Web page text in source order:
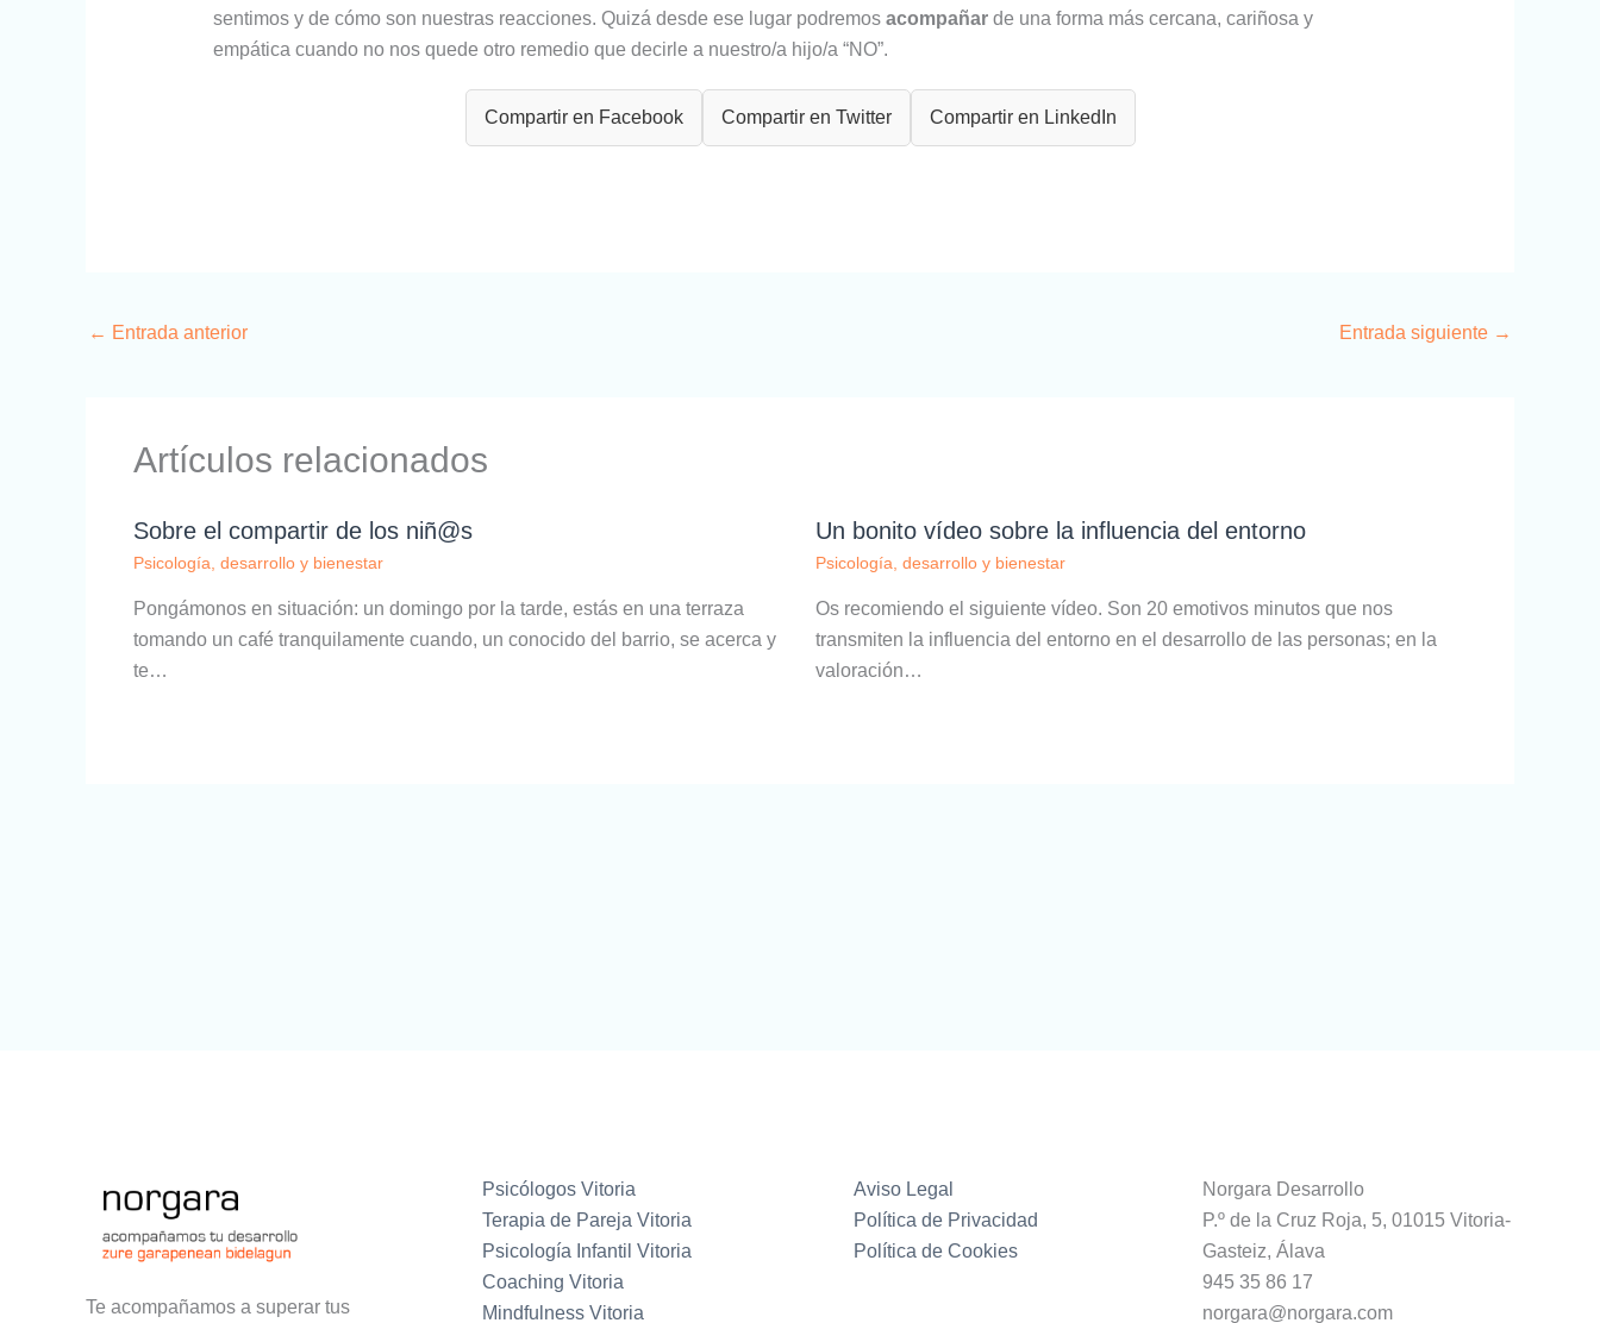
sentimos y de cómo son nuestras reacciones. Quizá desde ese lugar podremos acompañarde una forma más cercana, cariñosa y
empática cuando no nos quede otro remedio que decirle a nuestro/a hijo/a “NO”.
Compartir en Facebook Compartir en Twitter Compartir en LinkedIn
← Entrada anterior Entrada siguiente →
Artículos relacionados
Sobre el compartir de los niñ@s
Psicología, desarrollo y bienestar
Pongámonos en situación: un domingo por la tarde, estás en una terraza
tomando un café tranquilamente cuando, un conocido del barrio, se acerca y
te…
Un bonito vídeo sobre la influencia del entorno
Psicología, desarrollo y bienestar
Os recomiendo el siguiente vídeo. Son 20 emotivos minutos que nos
transmiten la influencia del entorno en el desarrollo de las personas; en la
valoración…
Te acompañamos a superar tus
Psicólogos Vitoria
Terapia de Pareja Vitoria
Psicología Infantil Vitoria
Coaching Vitoria
Mindfulness Vitoria
Aviso Legal
Política de Privacidad
Política de Cookies
Norgara Desarrollo
P.º de la Cruz Roja, 5, 01015 Vitoria-
Gasteiz, Álava
945 35 86 17
norgara@norgara.com